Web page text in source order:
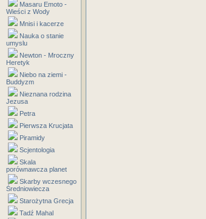
Masaru Emoto -
Wieści z Wody
Mnisi i kacerze
Nauka o stanie
umyslu
Newton - Mroczny
Heretyk
Niebo na ziemi -
Buddyzm
Nieznana rodzina
Jezusa
Petra
Pierwsza Krucjata
Piramidy
Scjentologia
Skala
porównawcza planet
Skarby wczesnego
Średniowiecza
Starożytna Grecja
Tadź Mahal